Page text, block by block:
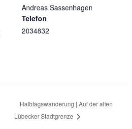
Andreas Sassenhagen
Telefon
2034832
Halbtagswanderung | Auf der alten
Lübecker Stadtgrenze